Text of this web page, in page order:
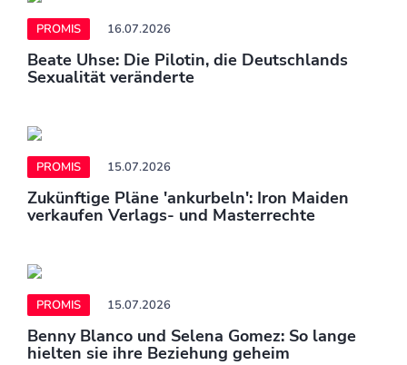
PROMIS 16.07.2026
Beate Uhse: Die Pilotin, die Deutschlands
Sexualität veränderte
PROMIS 15.07.2026
Zukünftige Pläne 'ankurbeln': Iron Maiden
verkaufen Verlags- und Masterrechte
PROMIS 15.07.2026
Benny Blanco und Selena Gomez: So lange
hielten sie ihre Beziehung geheim